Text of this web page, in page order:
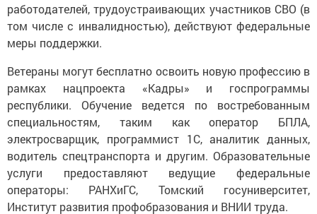
работодателей, трудоустраивающих участников СВО (в
том числе с инвалидностью), действуют федеральные
меры поддержки.
Ветераны могут бесплатно освоить новую профессию в
рамках нацпроекта «Кадры» и госпрограммы
республики. Обучение ведется по востребованным
специальностям, таким как оператор БПЛА,
электросварщик, программист 1С, аналитик данных,
водитель спецтранспорта и другим. Образовательные
услуги предоставляют ведущие федеральные
операторы: РАНХиГС, Томский госуниверситет,
Институт развития профобразования и ВНИИ труда.